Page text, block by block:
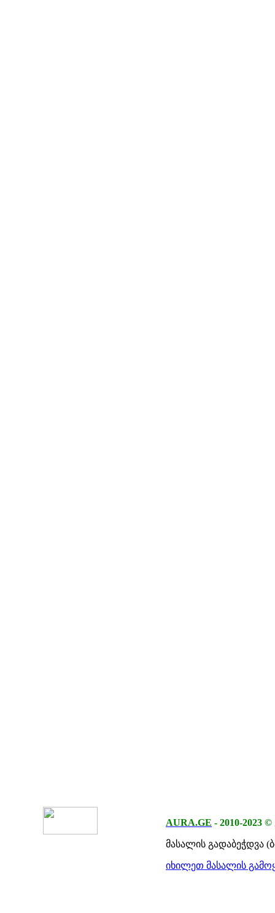
AURA.GE - 2010-2023 ©
მასალის გადაბეჭდვა
იხილეთ მასალის